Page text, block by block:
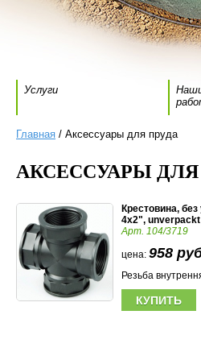
Услуги
Главная / Аксессуары для пруда
АКСЕССУАРЫ
Крестовина,
4x2", unverpackt
Арт. 104/3719
цена: 958
Резьба